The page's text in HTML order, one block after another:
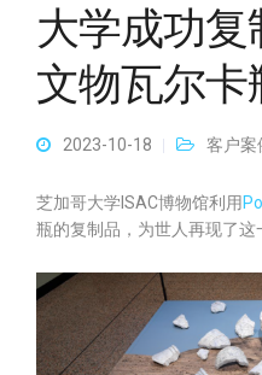
大学成功复
文物瓦尔卡
2023-10-18 客户案
芝加哥大学ISAC博物馆利用
瓶的复制品，为世人再现了这